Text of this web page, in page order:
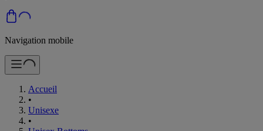
Navigation mobile
Accueil
•
Unisexe
•